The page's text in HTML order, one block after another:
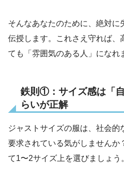
そんなあなたのために、絶対に
伝授します。これさえ守れば、
ても「雰囲気のある人」になれ
鉄則①：サイズ感は「
らいが正解
ジャストサイズの服は、社会的
要求されている気がしませんか
て1〜2サイズ上を選びましょう